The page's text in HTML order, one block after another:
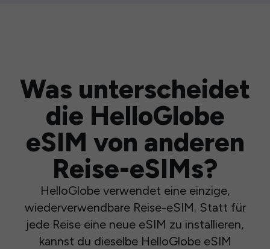
Was unterscheidet
die HelloGlobe
eSIM von anderen
Reise-eSIMs?
HelloGlobe verwendet eine einzige,
wiederverwendbare Reise-eSIM. Statt für
jede Reise eine neue eSIM zu installieren,
kannst du dieselbe HelloGlobe eSIM